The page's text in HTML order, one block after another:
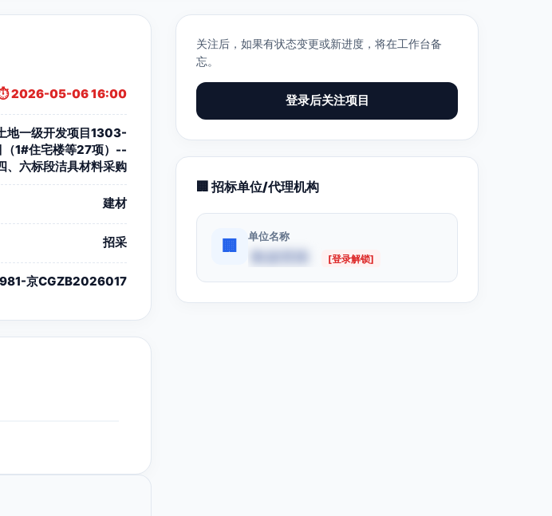
2026-05-06 16:00
地一级开发项目1303-
1#住宅楼等27项）--
、六标段洁具材料采购
建材
招采
京CGZB2026017
关注后，如果有状态变更或新进度，将在工作台备
忘。
登录后关注项目
🏢 招标单位/代理机构
🏢
单位名称
[登录解锁]